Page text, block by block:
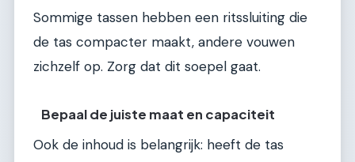
Sommige tassen hebben een ritssluiting die
de tas compacter maakt, andere vouwen
zichzelf op. Zorg dat dit soepel gaat.
Bepaal de juiste maat en capaciteit
Ook de inhoud is belangrijk: heeft de tas